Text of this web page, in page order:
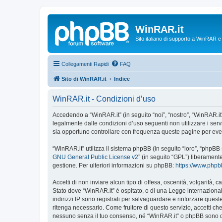
WinRAR.it
Sito italiano di supporto a WinRAR
Collegamenti Rapidi FAQ
Sito di WinRAR.it Indice
WinRAR.it - Condizioni d’uso
Accedendo a “WinRAR.it” (in seguito “noi”, “nostro”,
legalmente dalle condizioni d’uso seguenti non utilizzare i
sia opportuno controllare con frequenza queste pagine per
“WinRAR.it” utilizza il sistema phpBB (in seguito “loro”,
GNU General Public License v2” (in seguito “GPL”)
gestione. Per ulteriori informazioni su phpBB: https://
Accetti di non inviare alcun tipo di offesa, oscenità, volgarità,
Stato dove “WinRAR.it” è ospitato, o di una Legge
indirizzi IP sono registrati per salvaguardare e rinforzare
ritenga necessario. Come fruitore di questo servizio, accetti
nessuno senza il tuo consenso, né “WinRAR.it” o phpBB